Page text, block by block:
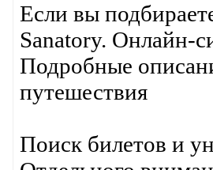
Если вы
Sanatory. Онлайн-
Подробные
путешествия
Поиск билетов и